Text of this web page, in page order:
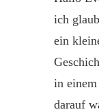
ich
ein
in
darauf